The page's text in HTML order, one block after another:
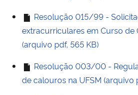
Advocacia-Geral da União
Banco Central do Brasil
Resolução 015/99 -
extracurriculares em Curso de
(arquivo pdf, 565 KB)
Resolução 003/00 -
de calouros na UFSM (arquivo